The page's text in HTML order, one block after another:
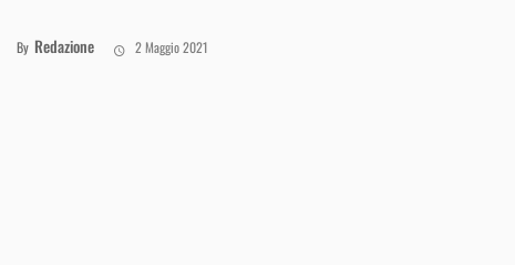
By Redazione 2 Maggio 2021